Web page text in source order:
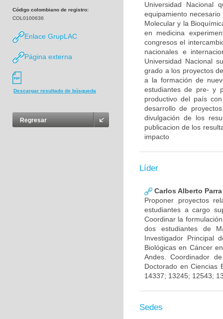
Código colombiano de registro:
COL0100636
Enlace GrupLAC
Página externa
Descargar resultado de búsqueda
Regresar
Universidad
equipamiento
Molecular y la
en medicina
congresos el
nacionales e
Universidad Nacional
grado a los proyectos
a la formación de
estudiantes de pre- y
productivo del país
desarrollo de
divulgación de los
publicacion de los
impacto
Líder
Carlos Alberto
Proponer proyectos
estudiantes a cargo
Coordinar la
dos estudiantes de
Investigador Principal
Biológicas en Cáncer
Andes. Coordinador
Doctorado en Ciencias
14337; 13245; 12543;
Sedes